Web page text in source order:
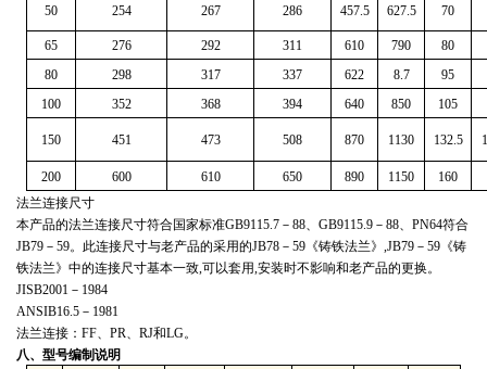
50 254 267 286 457.5 627.5 70
65 276 292 311 610 790
80
80
298 317 337 622 8.7
95
100
352 368 394 640 850 105
150 451 473 508 870 1130 132.5
200 600 610 650 890 1150 160
法兰连接尺寸
本产品的法兰连接尺寸符合国家标准GB9115.7 － 88、 GB9115.9 － 88、 PN64符合
JB79 － 59。此连接尺寸与老产品的采用的JB78 － 59 《铸铁法兰》 ,JB79 － 59 《铸
铁法兰》中的连接尺寸基本一致,可以套用,安装时不影响和老产品的更换。
JISB2001 － 1984
ANSIB16.5 － 1981
法兰连接： FF、 PR、 RJ和LG。
八、型号编制说明